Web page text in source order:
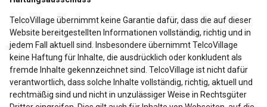
TelcoVillage übernimmt keine Garantie dafür, dass die auf dieser
Website bereitgestellten Informationen vollständig, richtig und in
jedem Fall aktuell sind. Insbesondere übernimmt TelcoVillage
keine Haftung für Inhalte, die ausdrücklich oder konkludent als
fremde Inhalte gekennzeichnet sind. TelcoVillage ist nicht dafür
verantwortlich, dass solche Inhalte vollständig, richtig, aktuell und
rechtmäßig sind und nicht in unzulässiger Weise in Rechtsgüter